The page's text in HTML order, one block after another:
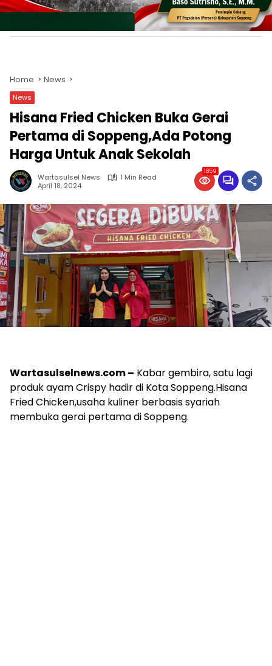
News
Hisana Fried Chicken Buka Gerai
Wartasulselnews.com –Kabar gembira, satu lagi
produk ayam Crispy hadir di Kota Soppeng.Hisana
Fried Chicken,usaha kuliner berbasis syariah